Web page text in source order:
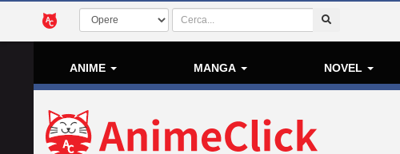
ANIME MANGA NOVEL